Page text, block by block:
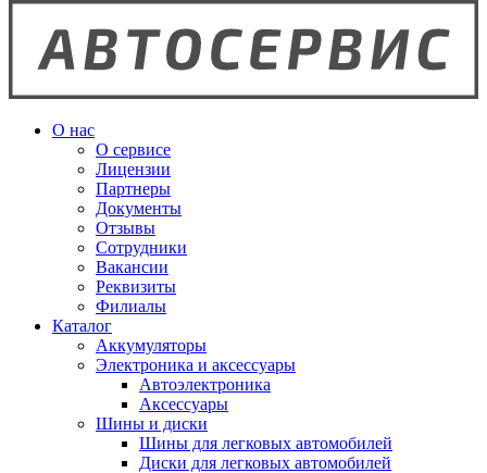
О нас
О сервисе
Лицензии
Партнеры
Документы
Отзывы
Сотрудники
Вакансии
Реквизиты
Филиалы
Каталог
Аккумуляторы
Электроника и аксессуары
Автоэлектроника
Аксессуары
Шины и диски
Шины для легковых автомобилей
Диски для легковых автомобилей